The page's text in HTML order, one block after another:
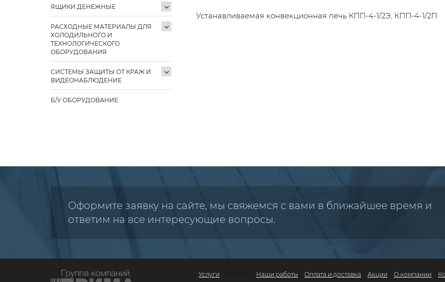
ЯЩИКИ ДЕНЕЖНЫЕ
РАСХОДНЫЕ МАТЕРИАЛЫ ДЛЯ
ХОЛОДИЛЬНОГО И
ТЕХНОЛОГИЧЕСКОГО
ОБОРУДОВАНИЯ
СИСТЕМЫ ЗАЩИТЫ ОТ КРАЖ И
ВИДЕОНАБЛЮДЕНИЕ
Б/У ОБОРУДОВАНИЕ
Устанавливаемая конвекционная печь КПП-4-1/2Э, КПП-4-1/2П
Оформите заявку на сайте, мы свяжемся с вами в ближайшее время и
ответим на все интересующие вопросы.
Услуги Наши работы Оплата и доставка Акции О компании